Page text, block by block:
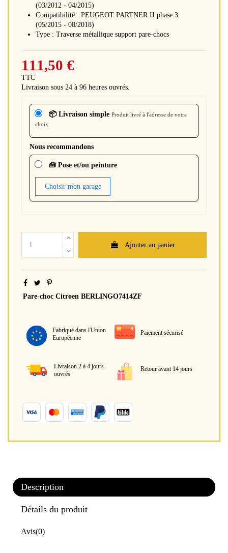
(03/2012 - 04/2015)
Compatibilité : PEUGEOT PARTNER II phase 3
(05/2015 - 08/2018)
Type : Traverse métallique support pare-chocs
111,50 €
TTC
Livraison sous 24 à 96 heures ouvrés.
📦 Livraison simple Produit livré à l'adresse de votre
choix
Nous recommandons
🧰 Pose et/ou peinture
Choisir mon garage
Ajouter au panier
Pare-choc Citroen BERLINGO7414ZF
Fabriqué dans l'Union
Européenne
Paiement sécurisé
Livraison 2 à 4 jours
ouvrés
Retour avant 14 jours
Description
Détails du produit
Avis(0)